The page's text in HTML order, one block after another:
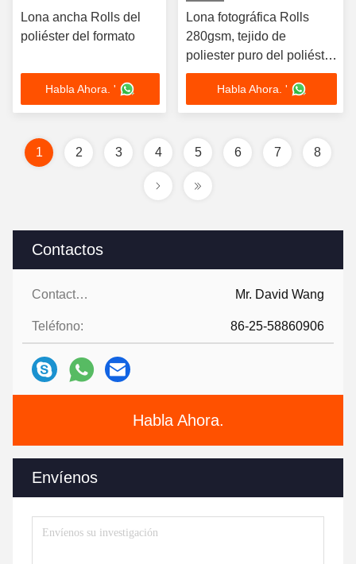
Contactos
Contactos: Mr. David Wang
Teléfono: 86-25-58860906
Habla Ahora.
Envíenos
Lona ancha Rolls del
poliéster del formato
Habla Ahora. '
Lona fotográfica Rolls
280gsm, tejido de
poliester puro del poliéster
de la impresión de
DigitacesHabla Ahora. '
1 2 3 4 5 6 7 8